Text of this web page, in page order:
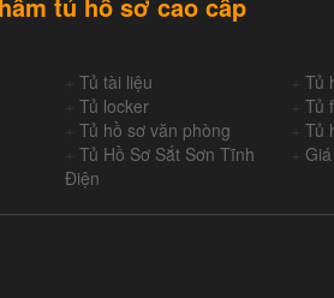
Tủ tài liệu +Tủ
Tủ locker +Tủ
Tủ hồ sơ văn phòng +Tủ
Tủ Hồ Sơ Sắt Sơn Tĩnh
Điện
+